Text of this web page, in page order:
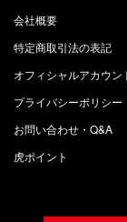
会社概要
特定商取引法の表記
オフィシャルアカウン
プライバシーポリシー
お問い合わせ・Q&A
虎ポイント